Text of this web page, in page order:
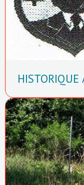
HISTORIQUE